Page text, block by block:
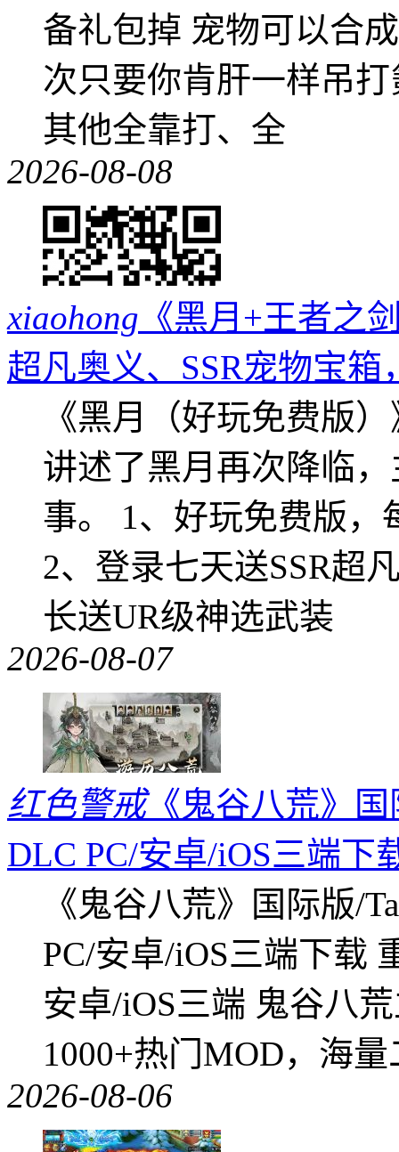
备礼包掉 宠物可以合
次只要你肯肝一样吊
其他全靠打、全
2026-08-08
xiaohong 《黑月+王者之
超凡奥义、SSR宠物宝箱
《黑月（好玩免费版
讲述了黑月再次降临
事。 1、好玩免费版，
2、登录七天送SSR超
长送UR级神选武装
2026-08-07
红色警戒《鬼谷八荒》国
DLC PC/安卓/iOS三端下
《鬼谷八荒》国际版/
PC/安卓/iOS三端下载
安卓/iOS三端 鬼谷八
1000+热门MOD，海
2026-08-06